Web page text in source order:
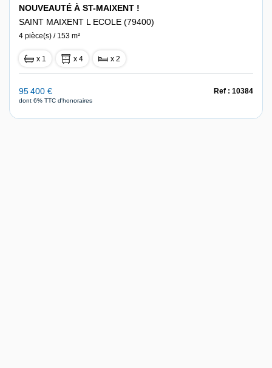
NOUVEAUTÉ À ST-MAIXENT !
SAINT MAIXENT L ECOLE (79400)
4 pièce(s) / 153 m²
x 1 x 4 x 2
95 400 €
dont 6% TTC d'honoraires
Ref : 10384